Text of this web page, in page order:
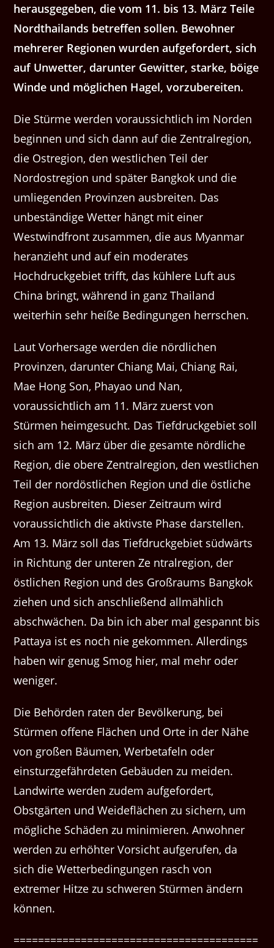
herausgegeben, die vom 11. bis 13. März Teile
Nordthailands betreffen sollen. Bewohner
mehrerer Regionen wurden aufgefordert, sich
auf Unwetter, darunter Gewitter, starke, böige
Winde und möglichen Hagel, vorzubereiten.
Die Stürme werden voraussichtlich im Norden
beginnen und sich dann auf die Zentralregion,
die Ostregion, den westlichen Teil der
Nordostregion und später Bangkok und die
umliegenden Provinzen ausbreiten. Das
unbeständige Wetter hängt mit einer
Westwindfront zusammen, die aus Myanmar
heranzieht und auf ein moderates
Hochdruckgebiet trifft, das kühlere Luft aus
China bringt, während in ganz Thailand
weiterhin sehr heiße Bedingungen herrschen.
Laut Vorhersage werden die nördlichen
Provinzen, darunter Chiang Mai, Chiang Rai,
Mae Hong Son, Phayao und Nan,
voraussichtlich am 11. März zuerst von
Stürmen heimgesucht. Das Tiefdruckgebiet soll
sich am 12. März über die gesamte nördliche
Region, die obere Zentralregion, den westlichen
Teil der nordöstlichen Region und die östliche
Region ausbreiten. Dieser Zeitraum wird
voraussichtlich die aktivste Phase darstellen.
Am 13. März soll das Tiefdruckgebiet südwärts
in Richtung der unteren Ze ntralregion, der
östlichen Region und des Großraums Bangkok
ziehen und sich anschließend allmählich
abschwächen. Da bin ich aber mal gespannt bis
Pattaya ist es noch nie gekommen. Allerdings
haben wir genug Smog hier, mal mehr oder
weniger.
Die Behörden raten der Bevölkerung, bei
Stürmen offene Flächen und Orte in der Nähe
von großen Bäumen, Werbetafeln oder
einsturzgefährdeten Gebäuden zu meiden.
Landwirte werden zudem aufgefordert,
Obstgärten und Weideflächen zu sichern, um
mögliche Schäden zu minimieren. Anwohner
werden zu erhöhter Vorsicht aufgerufen, da
sich die Wetterbedingungen rasch von
extremer Hitze zu schweren Stürmen ändern
können.
========================================